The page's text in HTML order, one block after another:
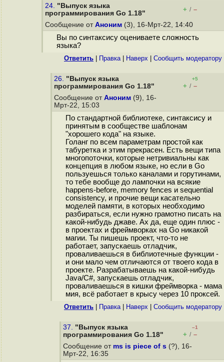
24. "Выпуск языка
программирования Go 1.18"
+ / –
Сообщение от Аноним (3), 16-Мрт-22, 14:40
Вы по синтаксису оцениваете сложность
языка?
Ответить Правка| Наверх Cообщить модератору
26. "Выпуск языка
программирования Go 1.18"
+5
+ / –
Сообщение от Аноним (9), 16-
Мрт-22, 15:03
По стандартной библиотеке, синтаксису и
принятым в сообществе шаблонам
"хорошего кода" на языке.
Голанг по всем параметрам простой как
табуретка и этим прекрасен. Есть вещи типа
многопоточки, которые нетривиальны как
концепция в любом языке, но если в Go
пользуешься только каналами и горутинами,
то тебе вообще до лампочки на всякие
happens-before, memory fences и sequential
consistency, и прочие вещи касательно
моделей памяти, в которых необходимо
разбираться, если нужно грамотно писать на
какой-нибудь джаве. Ах да, еще один плюс -
в проектах и фреймворках на Go никакой
магии. Ты пишешь проект, что-то не
работает, запускаешь отладчик,
проваливаешься в библиотечные функции -
и они мало чем отличаются от твоего кода в
проекте. Разрабатываешь на какой-нибудь
Java/C#, запускаешь отладчик,
проваливаешься в кишки фреймворка - мама
мия, всё работает в крысу через 10 проксей.
Ответить Правка| Наверх Cообщить модератору
37. "Выпуск языка
программирования Go 1.18"
–1
+ / –
Сообщение от ms is piece of s (?), 16-
Мрт-22, 16:35